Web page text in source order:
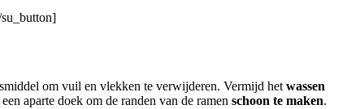
om vuil en vlekken te verwijderen. Vermijd het wassen
aparte doek om de randen van de ramen schoon te maken.